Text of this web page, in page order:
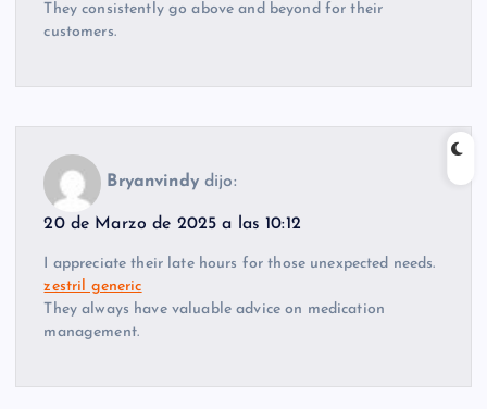
They consistently go above and beyond for their
customers.
Bryanvindy dijo:
20 de Marzo de 2025 a las 10:12
I appreciate their late hours for those unexpected needs.
zestril generic
They always have valuable advice on medication
management.